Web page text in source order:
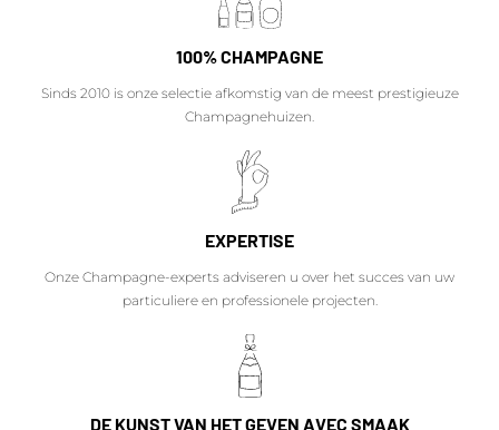
100% CHAMPAGNE
Sinds 2010 is onze selectie afkomstig van de meest prestigieuze
Champagnehuizen.
EXPERTISE
Onze Champagne-experts adviseren u over het succes van uw
particuliere en professionele projecten.
DE KUNST VAN HET GEVEN AVEC SMAAK